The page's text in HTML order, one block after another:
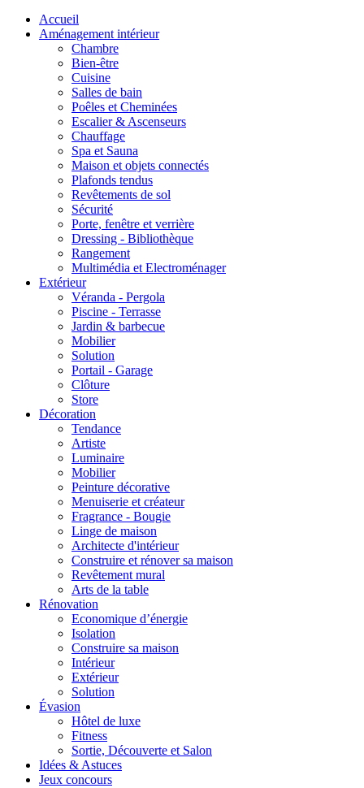
Accueil
Aménagement intérieur
Chambre
Bien-être
Cuisine
Salles de bain
Poêles et Cheminées
Escalier & Ascenseurs
Chauffage
Spa et Sauna
Maison et objets connectés
Plafonds tendus
Revêtements de sol
Sécurité
Porte, fenêtre et verrière
Dressing - Bibliothèque
Rangement
Multimédia et Electroménager
Extérieur
Véranda - Pergola
Piscine - Terrasse
Jardin & barbecue
Mobilier
Solution
Portail - Garage
Clôture
Store
Décoration
Tendance
Artiste
Luminaire
Mobilier
Peinture décorative
Menuiserie et créateur
Fragrance - Bougie
Linge de maison
Architecte d'intérieur
Construire et rénover sa maison
Revêtement mural
Arts de la table
Rénovation
Economique d’énergie
Isolation
Construire sa maison
Intérieur
Extérieur
Solution
Évasion
Hôtel de luxe
Fitness
Sortie, Découverte et Salon
Idées & Astuces
Jeux concours